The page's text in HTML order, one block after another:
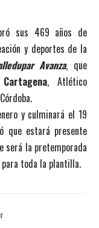
sus 469 años de
y deportes de la
Avanza, que
, Atlético
y culminará el 19
que estará presente
será la pretemporada
toda la plantilla.